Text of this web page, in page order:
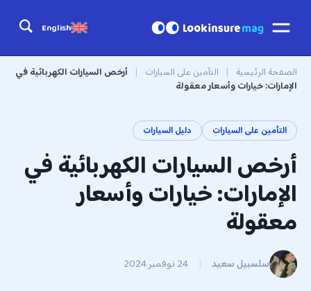
English
الصفحة الرئيسية | التأمين على السيارات | أرخص السيارات الكهربائية في
الإمارات: خيارات وأسعار معقولة
التأمين على السيارات دليل السيارات
أرخص السيارات الكهربائية في
الإمارات: خيارات وأسعار
معقولة
سلسبيل سعيد | 24 نوفمبر 2024